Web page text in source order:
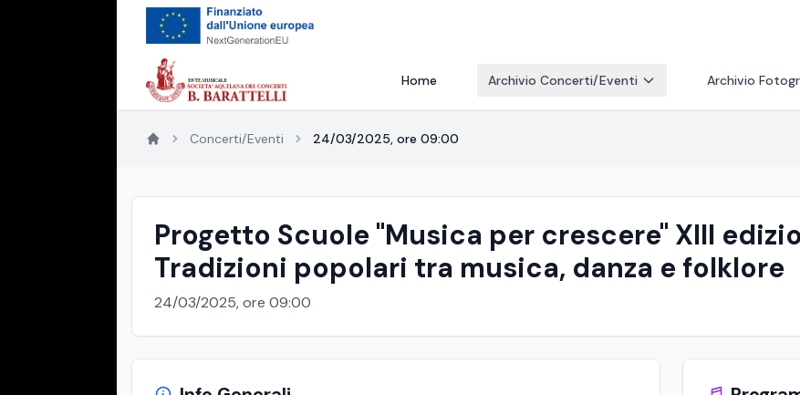
Home Archivio Concerti/Eventi Archivio
Concerti/Eventi 24/03/2025, ore 09:00
Progetto Scuole "Musica per crescere" XIII
Tradizioni popolari tra musica, danza e folklore
24/03/2025, ore 09:00